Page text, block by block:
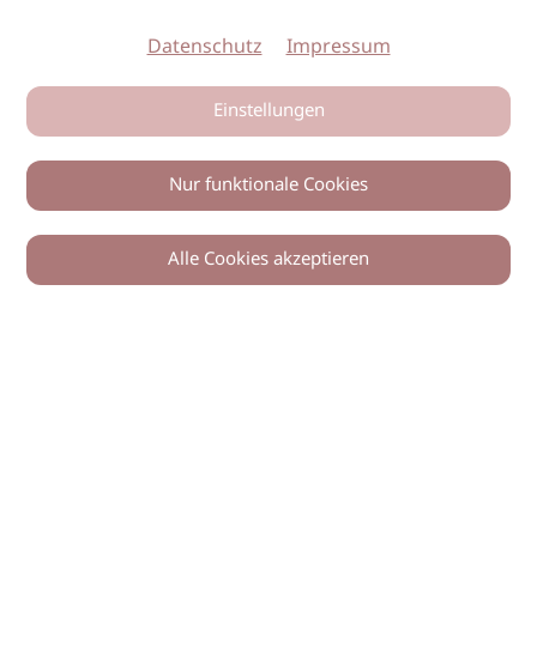
0
Datenschutz Impressum
Einstellungen
Nur funktionale Cookies
Alle Cookies akzeptieren